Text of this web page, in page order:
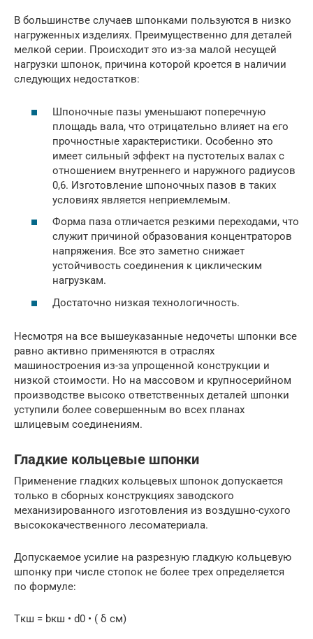
В большинстве случаев шпонками пользуются в низко
нагруженных изделиях. Преимущественно для деталей
мелкой серии. Происходит это из-за малой несущей
нагрузки шпонок, причина которой кроется в наличии
следующих недостатков:
Шпоночные пазы уменьшают поперечную
площадь вала, что отрицательно влияет на его
прочностные характеристики. Особенно это
имеет сильный эффект на пустотелых валах с
отношением внутреннего и наружного радиусов
0,6. Изготовление шпоночных пазов в таких
условиях является неприемлемым.
Форма паза отличается резкими переходами, что
служит причиной образования концентраторов
напряжения. Все это заметно снижает
устойчивость соединения к циклическим
нагрузкам.
Достаточно низкая технологичность.
Несмотря на все вышеуказанные недочеты шпонки все
равно активно применяются в отраслях
машиностроения из-за упрощенной конструкции и
низкой стоимости. Но на массовом и крупносерийном
производстве высоко ответственных деталей шпонки
уступили более совершенным во всех планах
шлицевым соединениям.
Гладкие кольцевые шпонки
Применение гладких кольцевых шпонок допускается
только в сборных конструкциях заводского
механизированного изготовления из воздушно-сухого
высококачественного лесоматериала.
Допускаемое усилие на разрезную гладкую кольцевую
шпонку при числе стопок не более трех определяется
по формуле:
Tкш = bкш • d0 • ( δ см)